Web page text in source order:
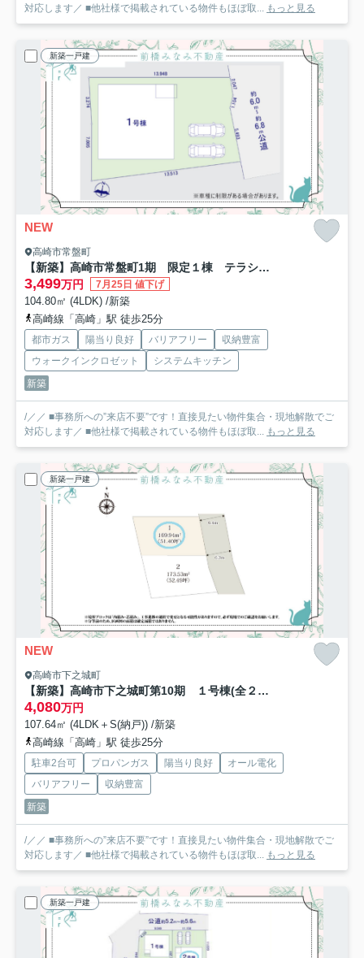
対応します／ ■他社様で掲載されている物件もほぼ取...
もっと見る
新築一戸建
NEW
高崎市常盤町
【新築】高崎市常盤町1期 限定１棟 テラシエ 新築建売
3,499万円 7月25日 値下げ
104.80㎡ (4LDK) /新築
高崎線「高崎」駅 徒歩25分
都市ガス 陽当り良好 バリアフリー
収納豊富
ウォークインクロゼット
システムキッチン
新築
/／／ ■事務所への”来店不要”です！直接見たい物件集合・現地解散でご
対応します／ ■他社様で掲載されている物件もほぼ取...
もっと見る
新築一戸建
NEW
高崎市下之城町
【新築】高崎市下之城町第10期 １号棟(全２棟) クライン 新築建売分譲
4,080万円
107.64㎡ (4LDK＋S(納戸)) /新築
高崎線「高崎」駅 徒歩25分
駐車2台可 プロパンガス 陽当り良好
オール電化
バリアフリー
収納豊富
新築
/／／ ■事務所への”来店不要”です！直接見たい物件集合・現地解散でご
対応します／ ■他社様で掲載されている物件もほぼ取...
もっと見る
新築一戸建